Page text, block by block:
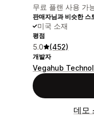
무료 플랜 사용 가
판매자님과 비슷한 스
미국 소재
평점
5.0 (452)
개발자
Vegahub
데모